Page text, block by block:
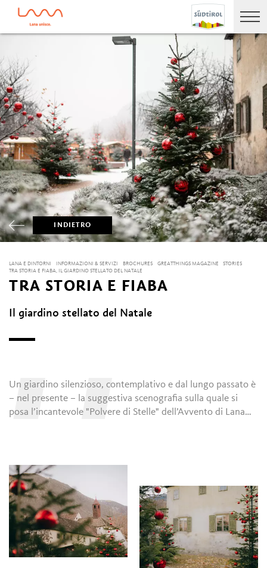
INDIETRO
LANA E DINTORNI INFORMAZIONI & SERVIZI BROCHURES GREATTHINGS MAGAZINE
STORIES
TRA STORIA E FIABA, IL GIARDINO STELLATO DEL NATALE
TRA STORIA E FIABA
Il giardino stellato del Natale
Un giardino silenzioso, contemplativo e dal lungo passato è
– nel presente – la suggestiva scenografia sulla quale si
posa l’incantevole "Polvere di Stelle" dell’Avvento di Lana…